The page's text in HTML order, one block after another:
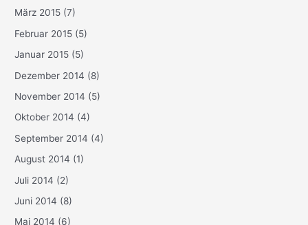
März 2015 (7)
Februar 2015 (5)
Januar 2015 (5)
Dezember 2014 (8)
November 2014 (5)
Oktober 2014 (4)
September 2014 (4)
August 2014 (1)
Juli 2014 (2)
Juni 2014 (8)
Mai 2014 (6)